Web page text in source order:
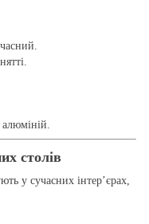
столів
у сучасних інтер’єрах,